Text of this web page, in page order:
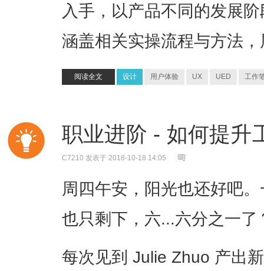
入手，以产品不同的发展
涵盖相关实操流程与方法，
阅读全文 设计 用户体验 UX UED 工作
职业进阶 - 如何提升
C7210 发表于 2018-10-18 14:05
周四午安，阳光也还好吧
也只剩下，六...六分之一了
每次见到 Julie Zhuo 产出